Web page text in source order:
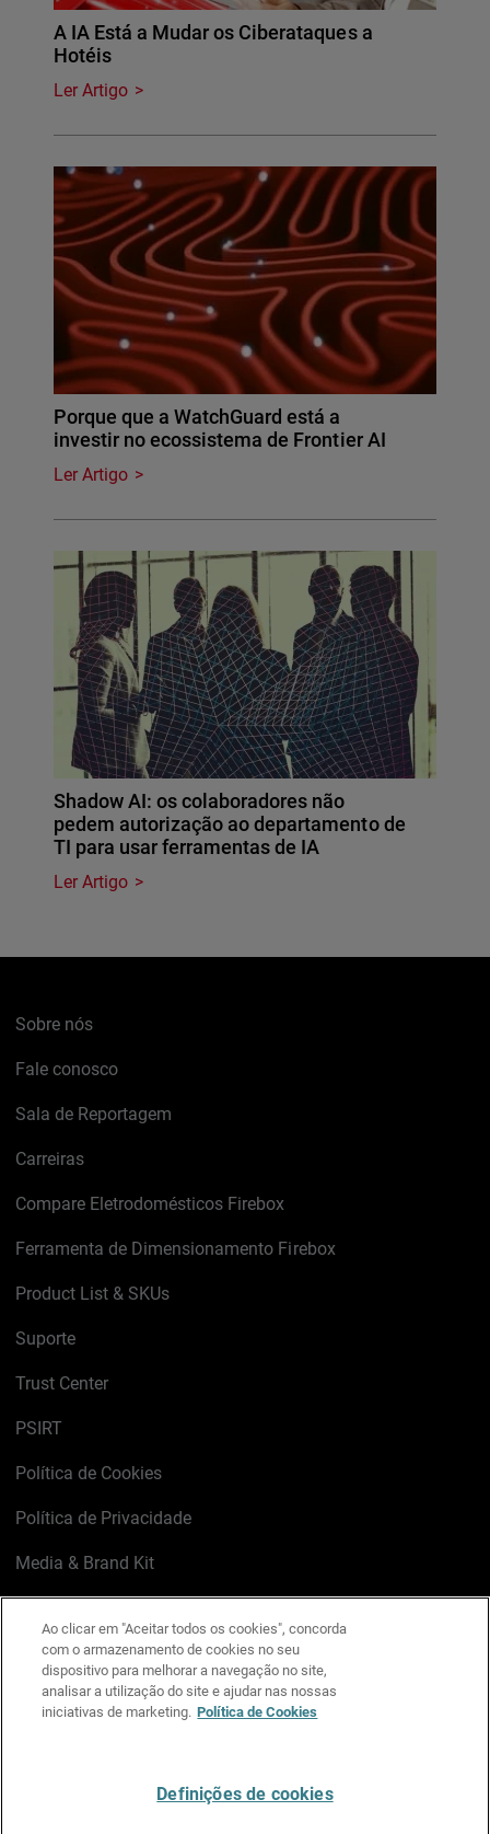
A IA Está a Mudar os Ciberataques a
Hotéis
Ler Artigo
Porque que a WatchGuard está a
investir no ecossistema de Frontier AI
Ler Artigo
Shadow AI: os colaboradores não
pedem autorização ao departamento de
TI para usar ferramentas de IA
Ler Artigo
Sobre nós
Fale conosco
Sala de Reportagem
Carreiras
Compare Eletrodomésticos Firebox
Ferramenta de Dimensionamento Firebox
Product List & SKUs
Suporte
Trust Center
PSIRT
Política de Cookies
Política de Privacidade
Media & Brand Kit
LinkedIn
X FacebookInstagram
YouTube
Ao clicar em "Aceitar todos os cookies", concorda
com o armazenamento de cookies no seu
dispositivo para melhorar a navegação no site,
analisar a utilização do site e ajudar nas nossas
iniciativas de marketing. Política de Cookies
Definições de cookies